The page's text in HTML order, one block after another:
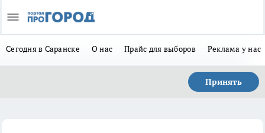
Сегодня в Саранске О нас Прайс для выборов Реклама у нас
Принять